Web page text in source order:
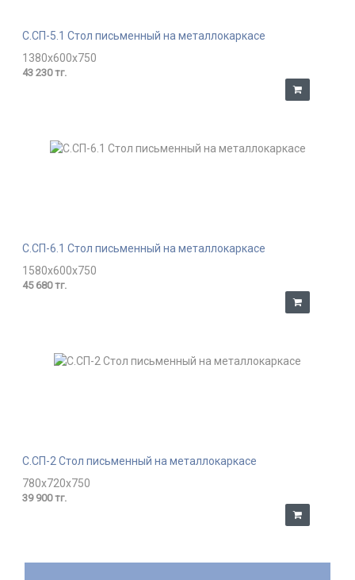
С.СП-5.1 Стол письменный на металлокаркасе
1380x600x750
43 230 тг.
С.СП-6.1 Стол письменный на металлокаркасе
1580x600x750
45 680 тг.
С.СП-2 Стол письменный на металлокаркасе
780x720x750
39 900 тг.